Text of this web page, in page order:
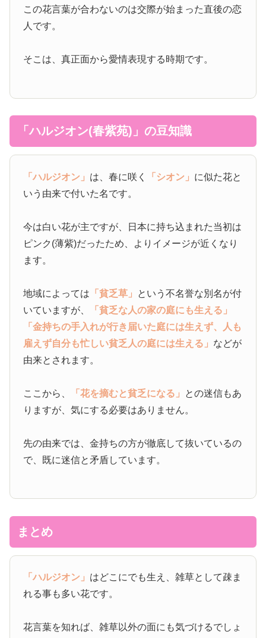
この花言葉が合わないのは交際が始まった直後の恋
人です。
そこは、真正面から愛情表現する時期です。
「ハルジオン(春紫苑)」の豆知識
「ハルジオン」 は、春に咲く 「シオン」 に似た花と
いう由来で付いた名です。
今は白い花が主ですが、日本に持ち込まれた当初は
ピンク(薄紫)だったため、よりイメージが近くなり
ます。
地域によっては 「貧乏草」 という不名誉な別名が付
いていますが、
「貧乏な人の家の庭にも生える」
「金持ちの手入れが行き届いた庭には生えず、人も
雇えず自分も忙しい貧乏人の庭には生える」 などが
由来とされます。
ここから、 「花を摘むと貧乏になる」 との迷信もあ
りますが、気にする必要はありません。
先の由来では、金持ちの方が徹底して抜いているの
で、既に迷信と矛盾しています。
まとめ
「ハルジオン」 はどこにでも生え、雑草として疎ま
れる事も多い花です。
花言葉を知れば、雑草以外の面にも気づけるでしょ